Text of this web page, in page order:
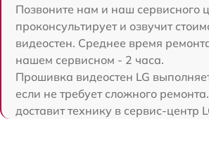
Позвоните нам и наш сервисного
проконсультирует и озвучит
видеостен. Среднее время
нашем сервисном - 2 часа.
Прошивка видеостен LG
если не требует сложного
доставит технику в сервис-центр